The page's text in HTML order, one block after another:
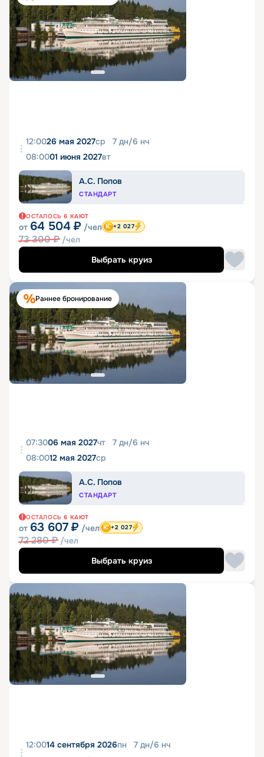
12:0026 мая 2027ср 7 дн/6 нч
08:0001 июня 2027вт
А.С. Попов
СТАНДАРТ
ОСТАЛОСЬ 6 КАЮТ
от 64 504 ₽ /чел
73 300₽ /чел
+2 027
Выбрать круиз
Раннее бронирование
07:3006 мая 2027чт 7 дн/6 нч
08:0012 мая 2027ср
А.С. Попов
СТАНДАРТ
ОСТАЛОСЬ 6 КАЮТ
от 63 607 ₽ /чел
72 280₽ /чел
+2 027
Выбрать круиз
12:0014 сентября 2026пн 7 дн/6 нч